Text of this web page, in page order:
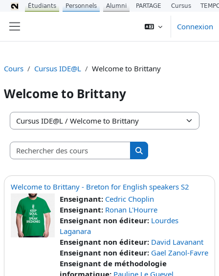
Connexion
Cours Cursus IDE@L Welcome to Brittany
Welcome to Brittany
Catégories de cours
Rechercher des cours
Rechercher des cours
Welcome to Brittany - Breton for English speakers S2
Enseignant: Cedric Choplin
Enseignant: Ronan L'Hourre
Enseignant non éditeur: Lourdes
Laganara
Enseignant non éditeur: David Lavanant
Enseignant non éditeur: Gael Zanol-Favre
Enseignant de méthodologie
informatique: Pauline Le Guevel
Étudiants Personnels Alumni PARTAGE Cursus